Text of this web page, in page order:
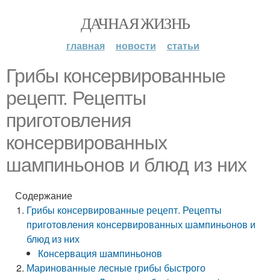
ДАЧНАЯ ЖИЗНЬ
главная новости статьи
Грибы консервированные
рецепт. Рецепты
приготовления
консервированных
шампиньонов и блюд из них
Содержание
Грибы консервированные рецепт. Рецепты
приготовления консервированных шампиньонов и
блюд из них
Консервация шампиньонов
Маринованные лесные грибы быстрого